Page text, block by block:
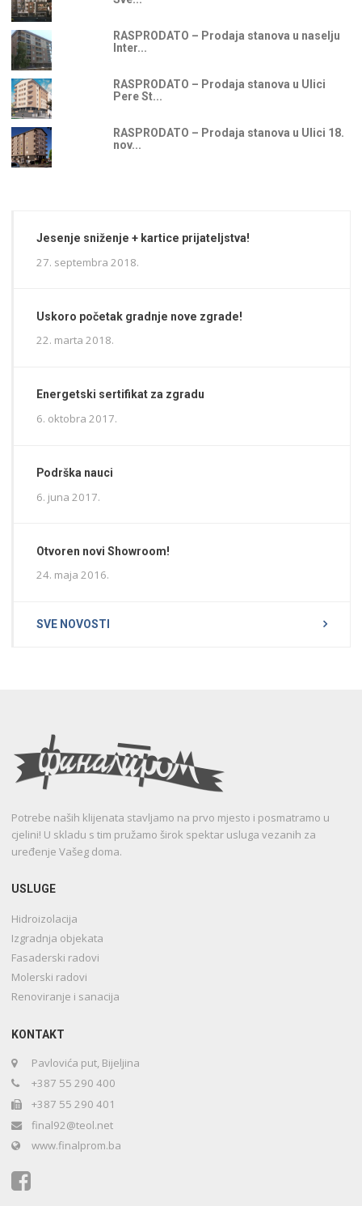
RASPRODATO – Prodaja stanova u naselju
Inter...
RASPRODATO – Prodaja stanova u Ulici
Pere St...
RASPRODATO – Prodaja stanova u Ulici 18.
nov...
Jesenje sniženje + kartice prijateljstva!
27. septembra 2018.
Uskoro početak gradnje nove zgrade!
22. marta 2018.
Energetski sertifikat za zgradu
6. oktobra 2017.
Podrška nauci
6. juna 2017.
Otvoren novi Showroom!
24. maja 2016.
SVE NOVOSTI
Potrebe naših klijenata stavljamo na prvo mjesto i posmatramo u
cjelini! U skladu s tim pružamo širok spektar usluga vezanih za
uređenje Vašeg doma.
USLUGE
Hidroizolacija
Izgradnja objekata
Fasaderski radovi
Molerski radovi
Renoviranje i sanacija
KONTAKT
Pavlovića put, Bijeljina
+387 55 290 400
+387 55 290 401
final92@teol.net
www.finalprom.ba